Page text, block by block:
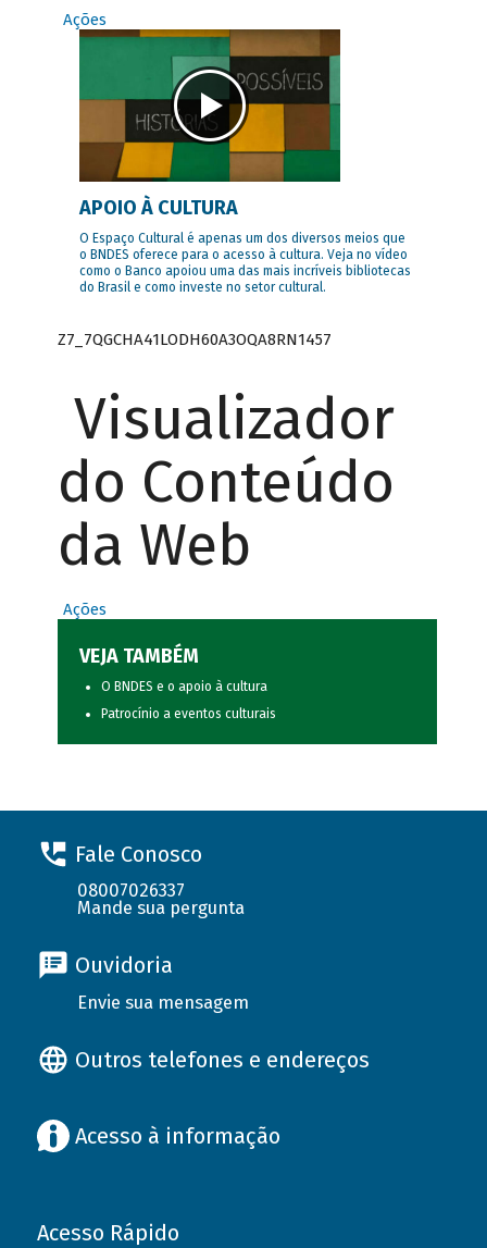
Ações
APOIO À CULTURA
O Espaço Cultural é apenas um dos diversos meios que
o BNDES oferece para o acesso à cultura. Veja no vídeo
como o Banco apoiou uma das mais incríveis bibliotecas
do Brasil e como investe no setor cultural.
Z7_7QGCHA41LODH60A3OQA8RN1457
Visualizador
do Conteúdo
da Web
Ações
VEJA TAMBÉM
O BNDES e o apoio à cultura
Patrocínio a eventos culturais
Fale Conosco
08007026337
Mande sua pergunta
Ouvidoria
Envie sua mensagem
Outros telefones e endereços
Acesso à informação
Acesso Rápido